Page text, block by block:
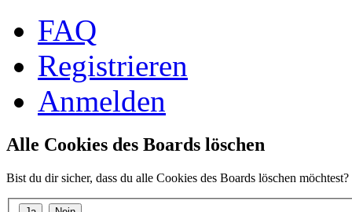
FAQ
Registrieren
Anmelden
Alle Cookies des Boards löschen
Bist du dir sicher, dass du alle Cookies des Boards löschen möchtest?